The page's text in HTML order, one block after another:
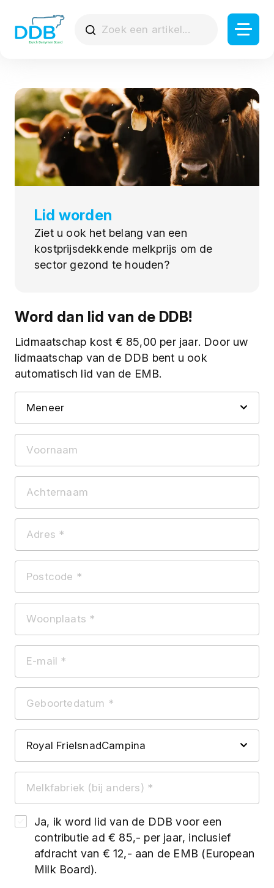
Lid worden
Ziet u ook het belang van een
kostprijsdekkende melkprijs om de
sector gezond te houden?
Word dan lid van de DDB!
Lidmaatschap kost € 85,00 per jaar. Door uw
lidmaatschap van de DDB bent u ook
automatisch lid van de EMB.
Ja, ik word lid van de DDB voor een
contributie ad € 85,- per jaar, inclusief
afdracht van € 12,- aan de EMB (European
Milk Board).